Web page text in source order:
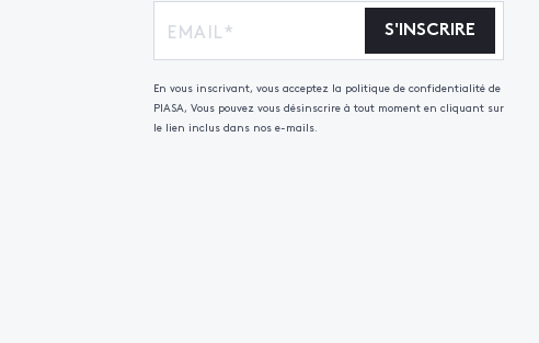
S'INSCRIRE
En vous inscrivant, vous acceptez la politique de confidentialité de
PIASA, Vous pouvez vous désinscrire à tout moment en cliquant sur
le lien inclus dans nos e-mails.